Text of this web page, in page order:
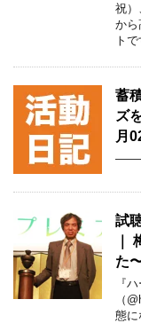
祝）
から
ト
蓄
ズ
月
試
｜
た
『
（
態に